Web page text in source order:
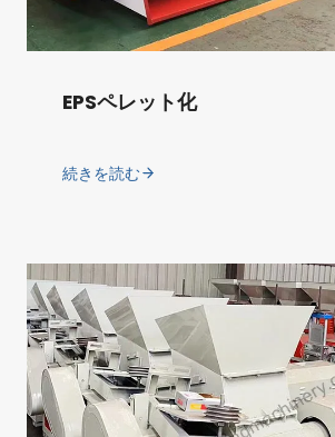
EPSペレット化
続きを読む